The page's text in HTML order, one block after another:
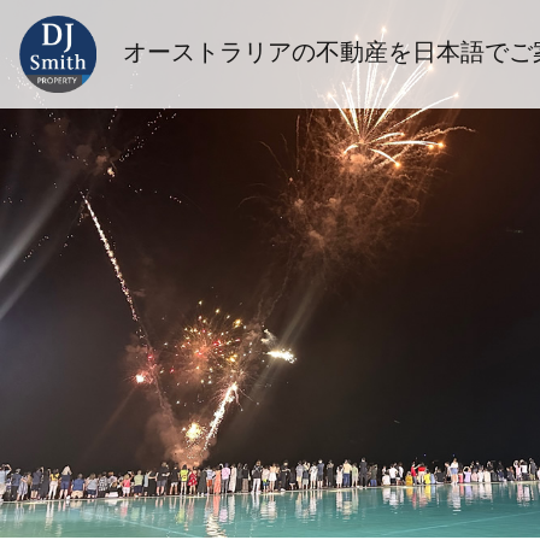
オーストラリアの不動産を日本語でご